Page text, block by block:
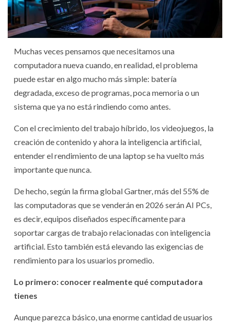
Muchas veces pensamos que necesitamos una
computadora nueva cuando, en realidad, el problema
puede estar en algo mucho más simple: batería
degradada, exceso de programas, poca memoria o un
sistema que ya no está rindiendo como antes.
Con el crecimiento del trabajo híbrido, los videojuegos, la
creación de contenido y ahora la inteligencia artificial,
entender el rendimiento de una laptop se ha vuelto más
importante que nunca.
De hecho, según la firma global Gartner, más del 55% de
las computadoras que se venderán en 2026 serán AI PCs,
es decir, equipos diseñados específicamente para
soportar cargas de trabajo relacionadas con inteligencia
artificial. Esto también está elevando las exigencias de
rendimiento para los usuarios promedio.
Lo primero: conocer realmente qué computadora
tienes
Aunque parezca básico, una enorme cantidad de usuarios